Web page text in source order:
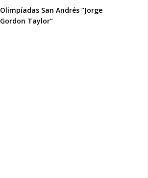
Olimpíadas San Andrés “Jorge
Gordon Taylor”